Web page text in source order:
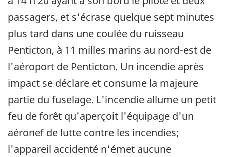
passagers, et s'écrase quelque sept minutes
plus tard dans une coulée du ruisseau
Penticton, à 11 milles marins au nord-est de
l'aéroport de Penticton. Un incendie après
impact se déclare et consume la majeure
partie du fuselage. L'incendie allume un petit
feu de forêt qu'aperçoit l'équipage d'un
aéronef de lutte contre les incendies;
l'appareil accidenté n'émet aucune